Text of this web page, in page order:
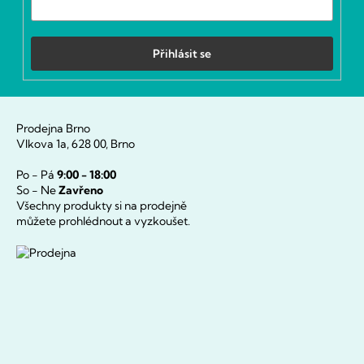
Přihlásit se
Prodejna Brno
Vlkova 1a, 628 00, Brno
Po - Pá 9:00 - 18:00
So - NeZavřeno
Všechny produkty si na prodejně
můžete prohlédnout a vyzkoušet.